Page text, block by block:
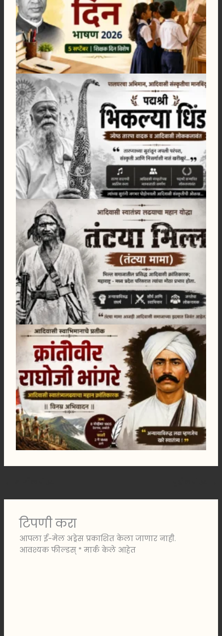
टिपणी करा
आपला ई-मेल अड्रेस प्रकाशित केला जाणार नाही.
आवश्यक फील्डस् * मार्क केले आहेत